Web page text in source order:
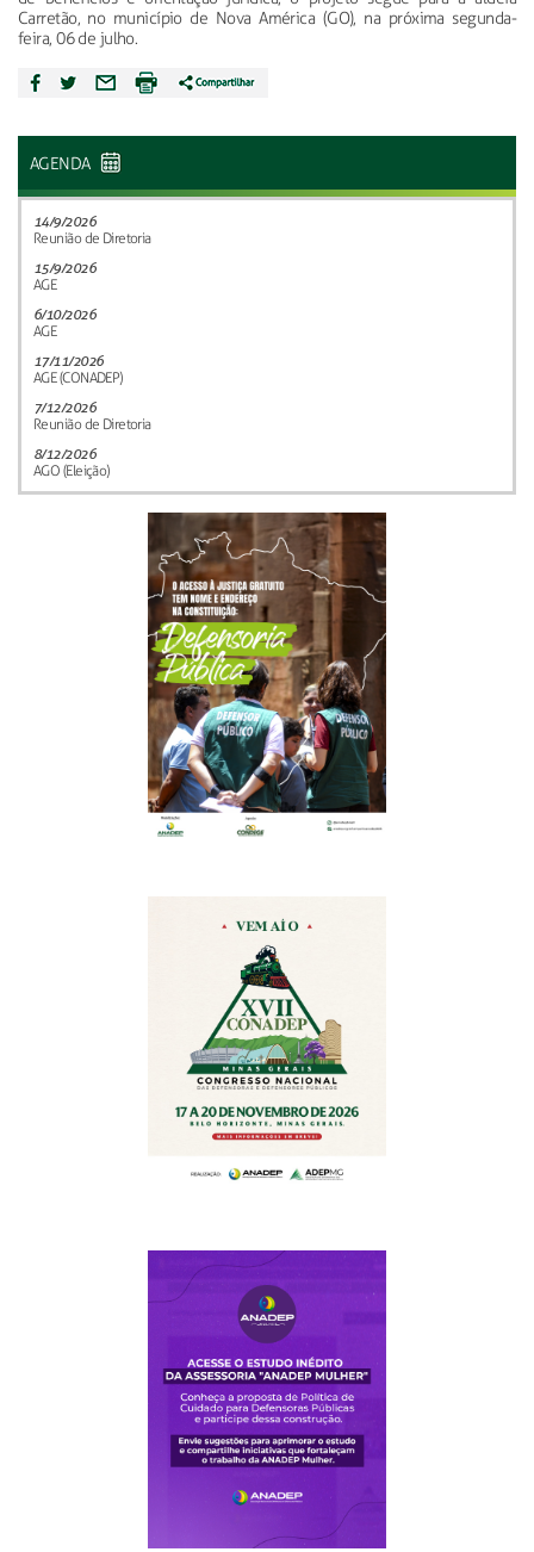
Carretão, no município de Nova América (GO), na próxima segunda-
feira, 06 de julho.
AGENDA
14/9/2026
Reunião de Diretoria
15/9/2026
AGE
6/10/2026
AGE
17/11/2026
AGE (CONADEP)
7/12/2026
Reunião de Diretoria
8/12/2026
AGO (Eleição)